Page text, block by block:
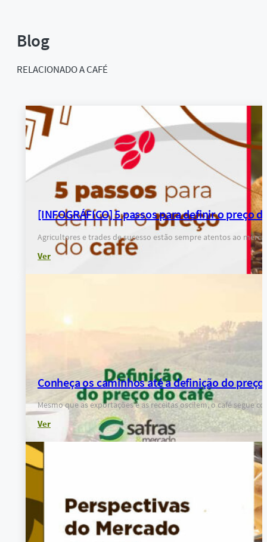
Blog
RELACIONADO ACAFÉ
[INFOGRÁFICO] 5 passos para definir o preço
Agricultores e trades de sucesso estão sempre atentos ao
Ver
Conheça os caminhos até a definição do preço
Mesmo que as exportações e as receitas oscilem, o café segue
Ver